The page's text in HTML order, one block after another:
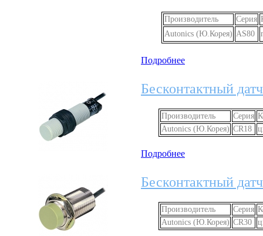
Производитель Серия
Autonics (Ю.Корея) AS80
Подробнее
Бесконтактный
Производитель Серия
Autonics (Ю.Корея) CR18
Подробнее
Бесконтактный
Производитель Серия
Autonics (Ю.Корея) CR30